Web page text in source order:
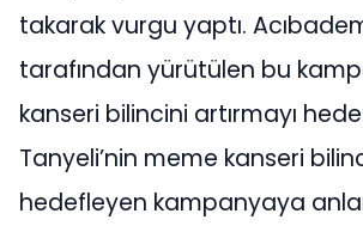
takarak vurgu yaptı.
tarafından yürütülen bu
kanseri bilincini artırmayı
Tanyeli’nin meme kanseri
hedefleyen kampanyaya